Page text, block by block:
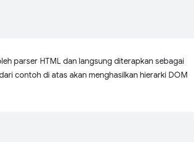
parser HTML dan langsung diterapkan sebagai
contoh di atas akan menghasilkan hierarki DOM